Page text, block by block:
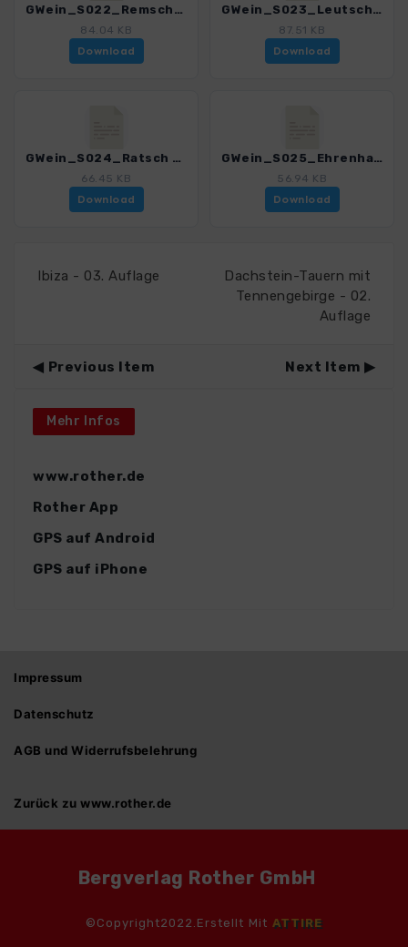
GWein_S022_Remschnigg - Leutschach_4550_1.gpx
84.04 KB
Download
GWein_S023_Leutschach - Ratsch_4550_1.gpx
87.51 KB
Download
GWein_S024_Ratsch - Ehrenhausen_4550_1.gpx
66.45 KB
Download
GWein_S025_Ehrenhausen - Leibnitz_4550_1.gpx
56.94 KB
Download
Ibiza - 03. Auflage
Dachstein-Tauern mit
Tennengebirge - 02.
Auflage
Previous Item Next Item
Mehr Infos
www.rother.de
Rother App
GPS auf Android
GPS auf iPhone
Impressum
Datenschutz
AGB und Widerrufsbelehrung
Zurück zu www.rother.de
Bergverlag Rother GmbH
©Copyright2022.Erstellt Mit ATTIRE